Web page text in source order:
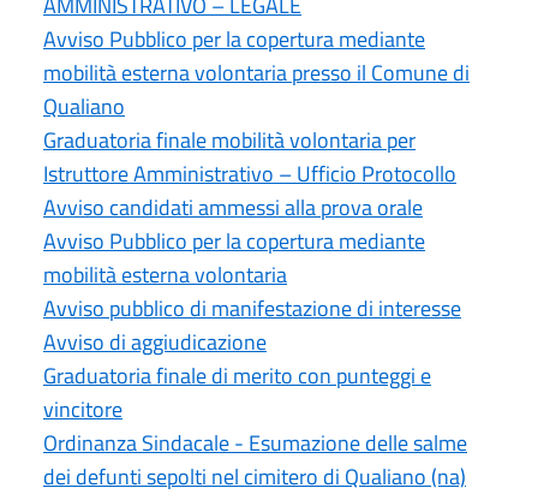
Avviso Pubblico per la copertura mediante
mobilità esterna volontaria presso il Comune di
Qualiano
Graduatoria finale mobilità volontaria per
Istruttore Amministrativo – Ufficio Protocollo
Avviso candidati ammessi alla prova orale
Avviso Pubblico per la copertura mediante
mobilità esterna volontaria
Avviso pubblico di manifestazione di interesse
Avviso di aggiudicazione
Graduatoria finale di merito con punteggi e
vincitore
Ordinanza Sindacale - Esumazione delle salme
dei defunti sepolti nel cimitero di Qualiano (na)